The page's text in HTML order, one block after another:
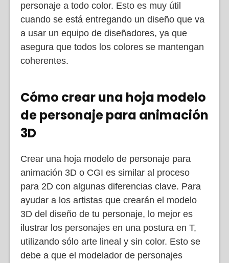
personaje a todo color. Esto es muy útil
cuando se está entregando un diseño que va
a usar un equipo de diseñadores, ya que
asegura que todos los colores se mantengan
coherentes.
Cómo crear una hoja modelo
de personaje para animación
3D
Crear una hoja modelo de personaje para
animación 3D o CGI es similar al proceso
para 2D con algunas diferencias clave. Para
ayudar a los artistas que crearán el modelo
3D del diseño de tu personaje, lo mejor es
ilustrar los personajes en una postura en T,
utilizando sólo arte lineal y sin color. Esto se
debe a que el modelador de personajes